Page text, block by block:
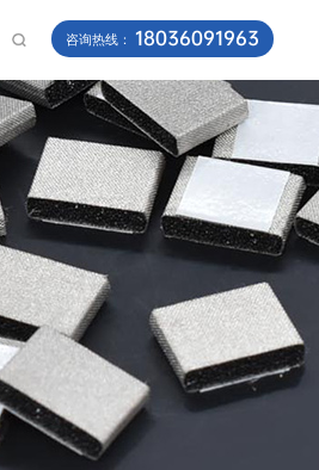
咨询热线：18036091963